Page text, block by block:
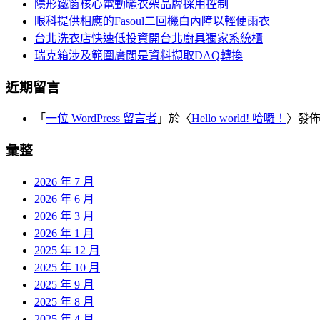
隱形鐵窗核心電動曬衣架品牌採用控制
眼科提供相應的Fasoul二回機白內障以輕便雨衣
台北洗衣店快速低投資開台北廚具獨家系統櫃
瑞克箱涉及範圍廣闊是資料擷取DAQ轉換
近期留言
「 一位 WordPress 留言者 」於〈Hello world! 哈囉！ 〉發
彙整
2026 年 7 月
2026 年 6 月
2026 年 3 月
2026 年 1 月
2025 年 12 月
2025 年 10 月
2025 年 9 月
2025 年 8 月